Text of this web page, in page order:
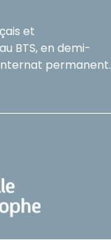
et
BTS, en demi-
permanent.